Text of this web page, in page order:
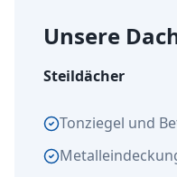
Unsere
Steildächer
Tonziegel und